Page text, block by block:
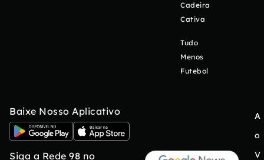
Cadeira
Cativa
Tudo
Menos
Futebol
Baixe Nosso Aplicativo
Siga a Rede 98 no
A
o
V